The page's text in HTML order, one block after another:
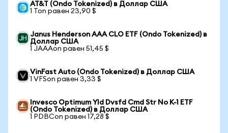
AT&T (Ondo Tokenized) в Доллар США
1 Ton равен 23,90 $
Janus Henderson AAA CLO ETF (Ondo Tokenized) в
Доллар США
1 JAAAon равен 51,45 $
VinFast Auto (Ondo Tokenized) в Доллар США
1 VFSon равен 3,33 $
Invesco Optimum Yld Dvsfd Cmd Str No K-1 ETF
(Ondo Tokenized) в Доллар США
1 PDBCon равен 17,28 $